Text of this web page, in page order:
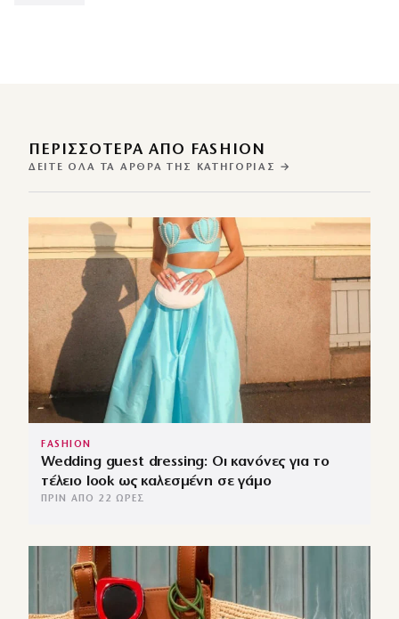
ΠΕΡΙΣΣΌΤΕΡΑ ΑΠΌ FASHION
ΔΕΊΤΕ ΌΛΑ ΤΑ ΆΡΘΡΑ ΤΗΣ ΚΑΤΗΓΟΡΊΑΣ →
FASHION
Wedding guest dressing: Οι κανόνες για το
τέλειο look ως καλεσμένη σε γάμο
ΠΡΙΝ ΑΠΌ 22 ΏΡΕΣ